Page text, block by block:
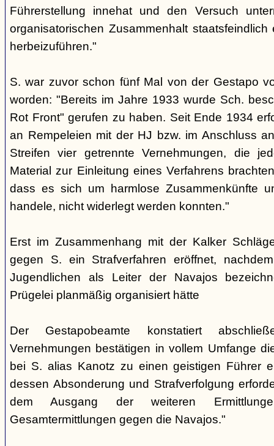
Führerstellung innehat und den Versuch
organisatorischen Zusammenhalt staatsfeindlich
herbeizuführen."
S. war zuvor schon fünf Mal von der Gestapo
worden: "Bereits im Jahre 1933 wurde Sch.
Rot Front" gerufen zu haben. Seit Ende 1934
an Rempeleien mit der HJ bzw. im Anschluss
Streifen vier getrennte Vernehmungen, die
Material zur Einleitung eines Verfahrens
dass es sich um harmlose Zusammenkünfte
handele, nicht widerlegt werden konnten."
Erst im Zusammenhang mit der Kalker
gegen S. ein Strafverfahren eröffnet,
Jugendlichen als Leiter der Navajos
Prügelei planmäßig organisiert hätte
Der Gestapobeamte konstatiert
Vernehmungen bestätigen in vollem Umfange
bei S. alias Kanotz zu einen geistigen Führer
dessen Absonderung und Strafverfolgung
dem Ausgang der weiteren
Gesamtermittlungen gegen die Navajos."